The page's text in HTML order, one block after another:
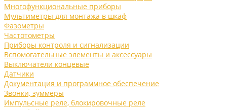
Многофункциональные приборы
Мультиметры для монтажа в шкаф
Фазометры
Частотометры
Приборы контроля и сигнализации
Вспомогательные элементы и аксессуары
Выключатели концевые
Датчики
Документация и программное обеспечение
Звонки, зуммеры
Импульсные реле, блокировочные реле